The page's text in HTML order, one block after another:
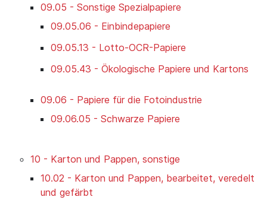
09.05 - Sonstige Spezialpapiere
09.05.06 - Einbindepapiere
09.05.13 - Lotto-OCR-Papiere
09.05.43 - Ökologische Papiere und Kartons
09.06 - Papiere für die Fotoindustrie
09.06.05 - Schwarze Papiere
10 - Karton und Pappen, sonstige
10.02 - Karton und Pappen, bearbeitet, veredelt
und gefärbt